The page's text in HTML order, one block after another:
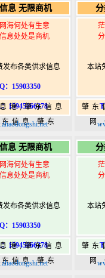
港
息 无限商机
海何处有生意
息处处是商机
发布各类供求信息
：15903350
15945066378
港,肇东信息
信息,肇东
本站
肇东
网
港
息 无限商机
海何处有生意
息处处是商机
发布各类供求信息
：15903350
15945066378
港,肇东信息
信息,肇东
本站
肇东
网